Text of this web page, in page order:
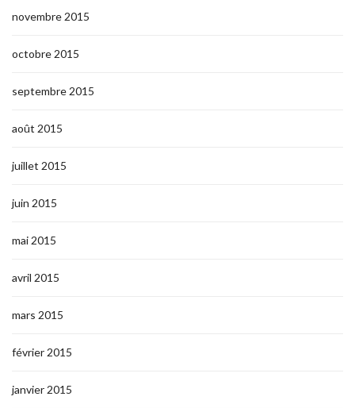
novembre 2015
octobre 2015
septembre 2015
août 2015
juillet 2015
juin 2015
mai 2015
avril 2015
mars 2015
février 2015
janvier 2015